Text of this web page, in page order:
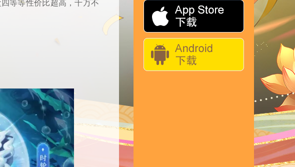
等等性价比超高，千万不